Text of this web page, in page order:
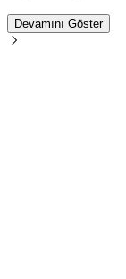
Devamını Göster